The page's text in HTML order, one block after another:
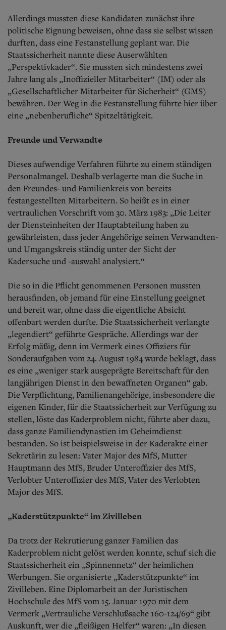
Allerdings mussten diese Kandidaten zunächst ihre
politische Eignung beweisen, ohne dass sie selbst wissen
durften, dass eine Festanstellung geplant war. Die
Staatssicherheit nannte diese Auserwählten
„Perspektivkader“. Sie mussten sich mindestens zwei
Jahre lang als „Inoffizieller Mitarbeiter“ (IM) oder als
„Gesellschaftlicher Mitarbeiter für Sicherheit“ (GMS)
bewähren. Der Weg in die Festanstellung führte hier über
eine „nebenberufliche“ Spitzeltätigkeit.
Freunde und Verwandte
Dieses aufwendige Verfahren führte zu einem ständigen
Personalmangel. Deshalb verlagerte man die Suche in
den Freundes- und Familienkreis von bereits
festangestellten Mitarbeitern. So heißt es in einer
vertraulichen Vorschrift vom 30. März 1983: „Die Leiter
der Diensteinheiten der Hauptabteilung haben zu
gewährleisten, dass jeder Angehörige seinen Verwandten-
und Umgangskreis ständig unter der Sicht der
Kadersuche und -auswahl analysiert.“
Die so in die Pflicht genommenen Personen mussten
herausfinden, ob jemand für eine Einstellung geeignet
und bereit war, ohne dass die eigentliche Absicht
offenbart werden durfte. Die Staatssicherheit verlangte
„legendiert“ geführte Gespräche. Allerdings war der
Erfolg mäßig, denn im Vermerk eines Offiziers für
Sonderaufgaben vom 24. August 1984 wurde beklagt, dass
es eine „weniger stark ausgeprägte Bereitschaft für den
langjährigen Dienst in den bewaffneten Organen“ gab.
Die Verpflichtung, Familienangehörige, insbesondere die
eigenen Kinder, für die Staatssicherheit zur Verfügung zu
stellen, löste das Kaderproblem nicht, führte aber dazu,
dass ganze Familiendynastien im Geheimdienst
bestanden. So ist beispielsweise in der Kaderakte einer
Sekretärin zu lesen: Vater Major des MfS, Mutter
Hauptmann des MfS, Bruder Unteroffizier des MfS,
Verlobter Unteroffizier des MfS, Vater des Verlobten
Major des MfS.
„Kaderstützpunkte“ im Zivilleben
Da trotz der Rekrutierung ganzer Familien das
Kaderproblem nicht gelöst werden konnte, schuf sich die
Staatssicherheit ein „Spinnennetz“ der heimlichen
Werbungen. Sie organisierte „Kaderstützpunkte“ im
Zivilleben. Eine Diplomarbeit an der Juristischen
Hochschule des MfS vom 15. Januar 1970 mit dem
Vermerk „Vertrauliche Verschlußsache 160-124/69“ gibt
Auskunft, wer die „fleißigen Helfer“ waren: „In diesen